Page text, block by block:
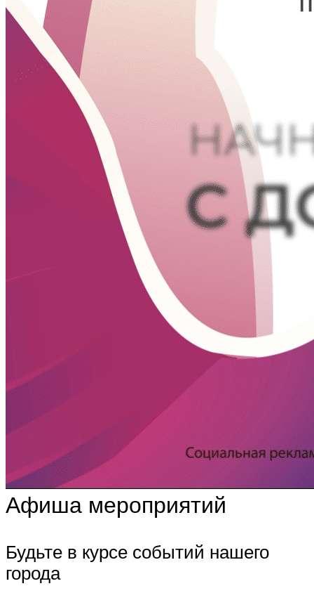
Афиша мероприятий
Будьте в курсе событий нашего
города